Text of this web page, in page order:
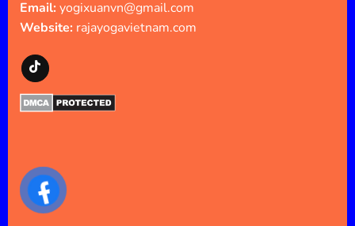
Email:yogixuanvn@gmail.com
Website: rajayogavietnam.com